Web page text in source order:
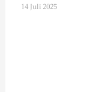
14 Juli 2025